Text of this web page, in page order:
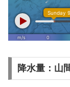
降水量：山